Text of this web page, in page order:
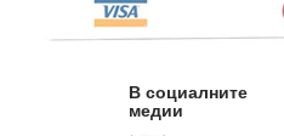
В социалните
медии